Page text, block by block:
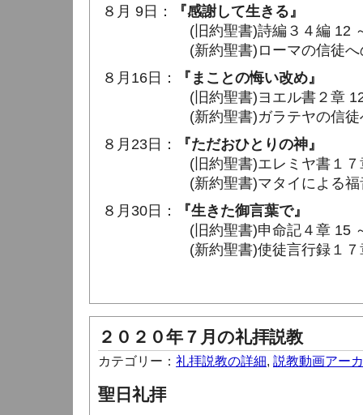
８月 9日：
『感謝して生きる』
(旧約聖書)詩編３４編 12 ～
(新約聖書)ローマの信徒への手
８月16日：
『まことの悔い改め』
(旧約聖書)ヨエル書２章 12
(新約聖書)ガラテヤの信徒への
８月23日：
『ただおひとりの神』
(旧約聖書)エレミヤ書１
(新約聖書)マタイによる福音
８月30日：
『生きた御言葉で』
(旧約聖書)申命記４章 15
(新約聖書)使徒言行録１７章
２０２０年７月の礼拝説教
カテゴリー： 礼拝説教の詳細, 説教動画アー
聖日礼拝